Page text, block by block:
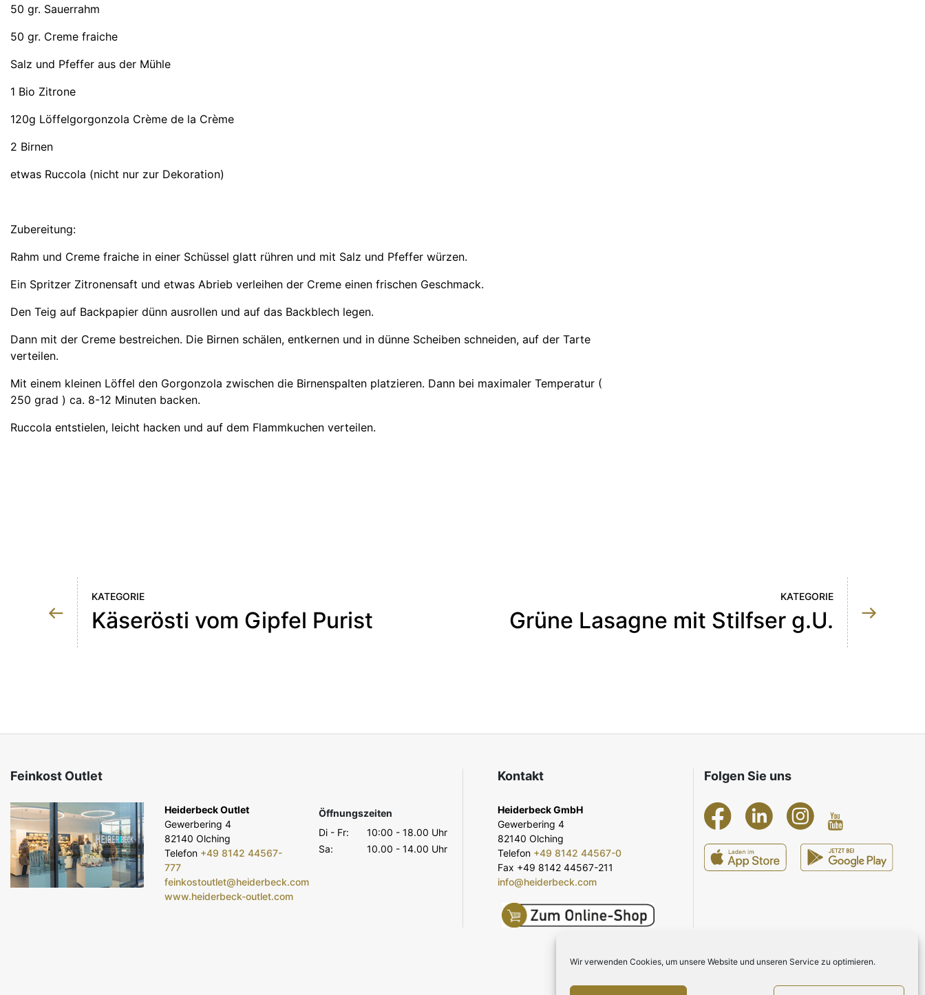
Wir verwenden Cookies, um unsere Website und unseren Service zu optimieren.
50 gr. Sauerrahm
50 gr. Creme fraiche
Salz und Pfeffer aus der Mühle
1 Bio Zitrone
120g Löffelgorgonzola Crème de la Crème
2 Birnen
etwas Ruccola (nicht nur zur Dekoration)
Zubereitung:
Rahm und Creme fraiche in einer Schüssel glatt rühren und mit Salz und Pfeffer würzen.
Ein Spritzer Zitronensaft und etwas Abrieb verleihen der Creme einen frischen Geschmack.
Den Teig auf Backpapier dünn ausrollen und auf das Backblech legen.
Dann mit der Creme bestreichen. Die Birnen schälen, entkernen und in dünne Scheiben schneiden, auf der Tarte
verteilen.
Mit einem kleinen Löffel den Gorgonzola zwischen die Birnenspalten platzieren. Dann bei maximaler Temperatur (
250 grad ) ca. 8-12 Minuten backen.
Ruccola entstielen, leicht hacken und auf dem Flammkuchen verteilen.
KATEGORIE
Käserösti vom Gipfel Purist
KATEGORIE
Grüne Lasagne mit Stilfser g.U.
Feinkost Outlet
Heiderbeck Outlet
Gewerbering 4
82140 Olching
Telefon +49 8142 44567-
777
feinkostoutlet@heiderbeck.com
www.heiderbeck-outlet.com
Öffnungszeiten
Di - Fr:
10:00 - 18.00 Uhr
Sa:
10.00 - 14.00 Uhr
Kontakt
Heiderbeck GmbH
Gewerbering 4
82140 Olching
Telefon +49 8142 44567-0
Fax +49 8142 44567-211
info@heiderbeck.com
Folgen Sie uns